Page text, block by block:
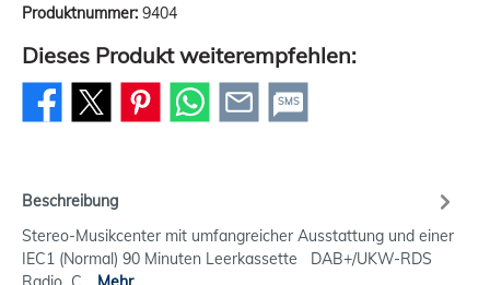
Produktnummer: 9404
Dieses Produkt weiterempfehlen:
SMS
Beschreibung
Stereo-Musikcenter mit umfangreicher Ausstattung und einer
IEC1 (Normal) 90 Minuten Leerkassette DAB+/UKW-RDS